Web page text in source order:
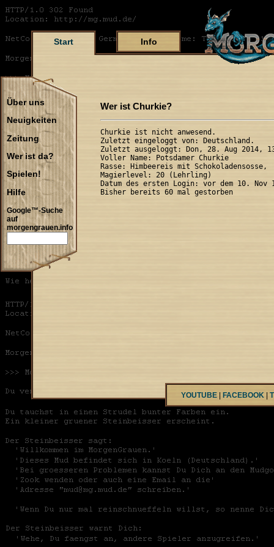
Start Info
Über uns
Neuigkeiten
Zeitung
Wer ist da?
Spielen!
Hilfe
Google™-Suche
auf
morgengrauen.info
Wer ist Churkie?
Churkie ist nicht anwesend.
Zuletzt eingeloggt von: Deutschland.
Zuletzt ausgeloggt: Don, 28. Aug 2014,
Voller Name: Potsdamer Churkie
Rasse: Himbeereis mit
Magierlevel: 20 (Lehrling)
Datum des ersten Login: vor dem 10. Nov
YOUTUBE FACEBOOK